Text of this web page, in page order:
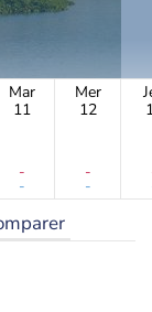
Mar
11
-
-
Mer
12
-
-